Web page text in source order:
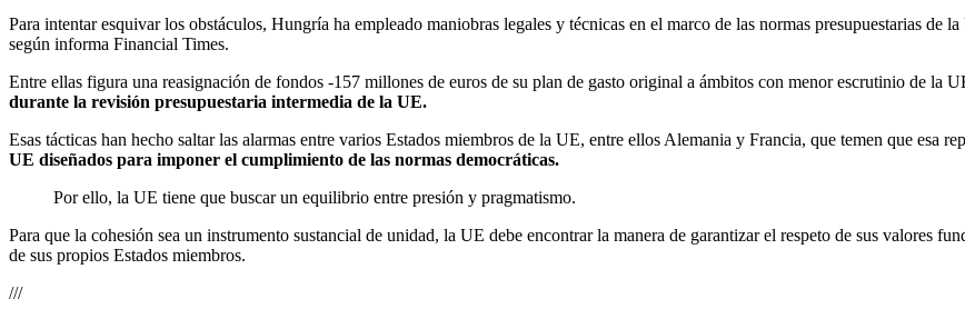
Para intentar esquivar los obstáculos, Hungría ha empleado maniobras legales y técnicas en el marco de las normas presupuestarias de
según informa Financial Times.
Entre ellas figura una reasignación de fondos -157 millones de euros de su plan de gasto original a ámbitos con menor escrutinio de la
durante la revisión presupuestaria intermedia de la UE.
Esas tácticas han hecho saltar las alarmas entre varios Estados miembros de la UE, entre ellos Alemania y Francia, que temen que esa
UE diseñados para imponer el cumplimiento de las normas democráticas.
Por ello, la UE tiene que buscar un equilibrio entre presión y pragmatismo.
Para que la cohesión sea un instrumento sustancial de unidad, la UE debe encontrar la manera de garantizar el respeto de sus valores
de sus propios Estados miembros.
///